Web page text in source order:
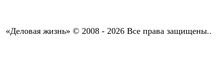
«Деловая жизнь» © 2008 - 2026 Все права защищены..